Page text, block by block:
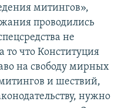
митингов»,
проводились
не
что Конституция
на свободу мирных
и шествий,
нужно